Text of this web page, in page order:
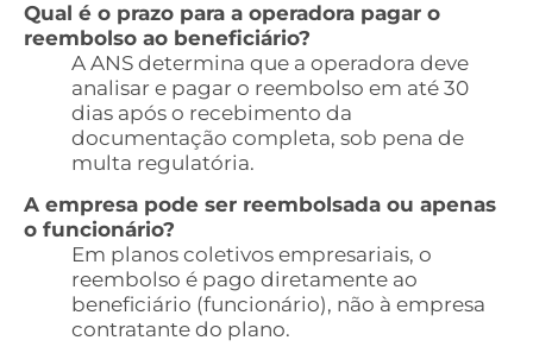
Qual é o prazo para a operadora pagar o
reembolso ao beneficiário?
A ANS determina que a operadora deve
analisar e pagar o reembolso em até 30
dias após o recebimento da
documentação completa, sob pena de
multa regulatória.
A empresa pode ser reembolsada ou apenas
o funcionário?
Em planos coletivos empresariais, o
reembolso é pago diretamente ao
beneficiário (funcionário), não à empresa
contratante do plano.